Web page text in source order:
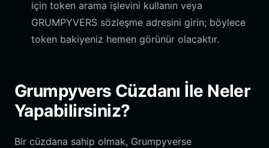
için token arama işlevini kullanın veya
GRUMPYVERS sözleşme adresini girin; böylece
token bakiyeniz hemen görünür olacaktır.
Grumpyvers Cüzdanı İle Neler
Yapabilirsiniz?
Bir cüzdana sahip olmak, Grumpyverse